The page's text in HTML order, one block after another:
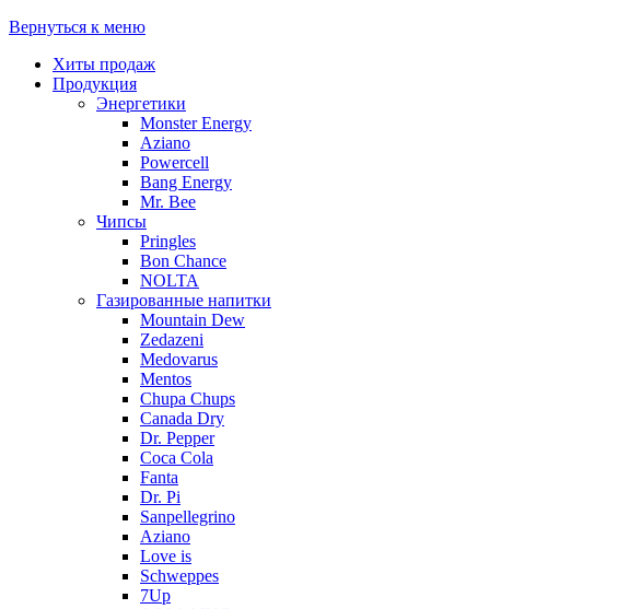
Вернуться к меню
Хиты продаж
Продукция
Энергетики
Monster Energy
Aziano
Powercell
Bang Energy
Mr. Bee
Чипсы
Pringles
Bon Chance
NOLTA
Газированные напитки
Mountain Dew
Zedazeni
Medovarus
Mentos
Chupa Chups
Canada Dry
Dr. Pepper
Coca Cola
Fanta
Dr. Pi
Sanpellegrino
Aziano
Love is
Schweppes
7Up